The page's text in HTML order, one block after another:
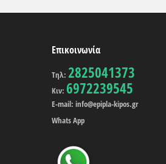
Επικοινωνία
Τηλ:2825041373
Κιν:6972239545
E-mail: info@epipla-kipos.gr
Whats App